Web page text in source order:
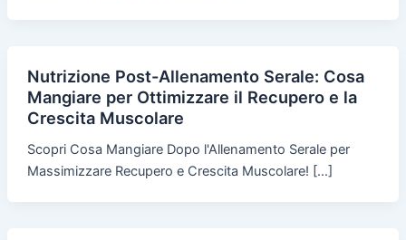
Nutrizione Post-Allenamento Serale: Cosa
Mangiare per Ottimizzare il Recupero e la
Crescita Muscolare
Scopri Cosa Mangiare Dopo l'Allenamento Serale per
Massimizzare Recupero e Crescita Muscolare! […]